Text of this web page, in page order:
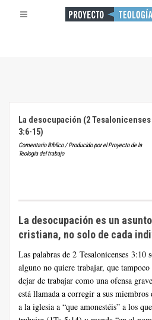
La desocupación (2 Tesalonicenses
3:6-15)
Comentario Bíblico / Producido por el Proyecto de la
Teología del trabajo
La desocupación es un
cristiana, no solo de cada
Las palabras de 2 Tesalonicenses 3:10
alguno no quiere trabajar, que
dejar de trabajar como una ofensa
está llamada a corregir a sus miembros
a la iglesia a “que amonestéis” a los